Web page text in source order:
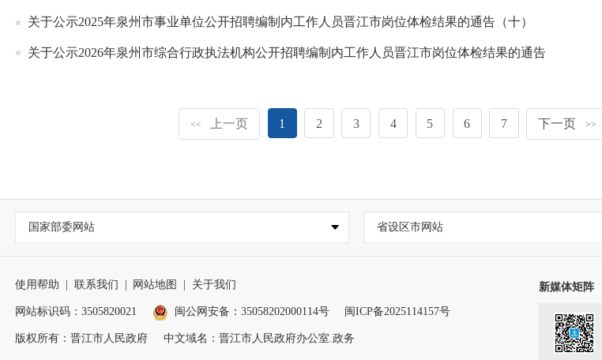
关于公示2025年泉州市事业单位公开招聘编制内工作人员晋江市岗位体检结果的通告（十）
关于公示2026年泉州市综合行政执法机构公开招聘编制内工作人员晋江市岗位体检结果的通告
<< 上一页 1 2 3 4 5 6 7 下一页 >>
国家部委网站 省设区市网站
使用帮助 联系我们 网站地图 关于我们
网站标识码：3505820021 闽公网安备：35058202000114号 闽ICP备2025114157号
版权所有：晋江市人民政府 中文域名：晋江市人民政府办公室.政务
新媒体矩阵